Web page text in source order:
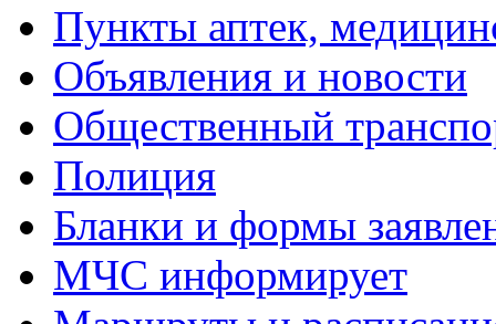
Пункты аптек,
Объявления и новости
Общественный
Полиция
Бланки и формы
МЧС информирует